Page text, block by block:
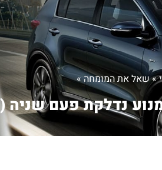
»שאל את המומחה»
נדלקת פעם שניה